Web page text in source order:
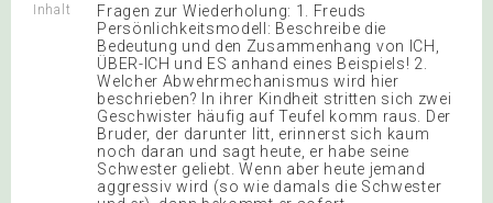
Inhalt
Fragen zur Wiederholung: 1. Freuds
Persönlichkeitsmodell: Beschreibe die
Bedeutung und den Zusammenhang von ICH,
ÜBER-ICH und ES anhand eines Beispiels! 2.
Welcher Abwehrmechanismus wird hier
beschrieben? In ihrer Kindheit stritten sich zwei
Geschwister häufig auf Teufel komm raus. Der
Bruder, der darunter litt, erinnerst sich kaum
noch daran und sagt heute, er habe seine
Schwester geliebt. Wenn aber heute jemand
aggressiv wird (so wie damals die Schwester